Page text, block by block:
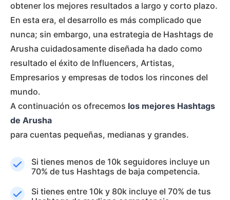
obtener los mejores resultados a largo y corto plazo.
En esta era, el desarrollo es más complicado que
nunca; sin embargo, una estrategia de Hashtags de
Arusha cuidadosamente diseñada ha dado como
resultado el éxito de Influencers, Artistas,
Empresarios y empresas de todos los rincones del
mundo.
A continuación os ofrecemos los mejores Hashtags
de Arusha
para cuentas pequeñas, medianas y grandes.
Si tienes menos de 10k seguidores incluye un
70% de tus Hashtags de baja competencia.
Si tienes entre 10k y 80k incluye el 70% de tus